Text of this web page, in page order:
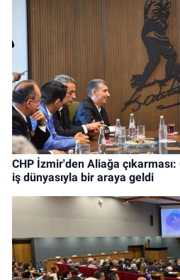
CHP İzmir'den Aliağa
iş dünyasıyla bir araya geldi